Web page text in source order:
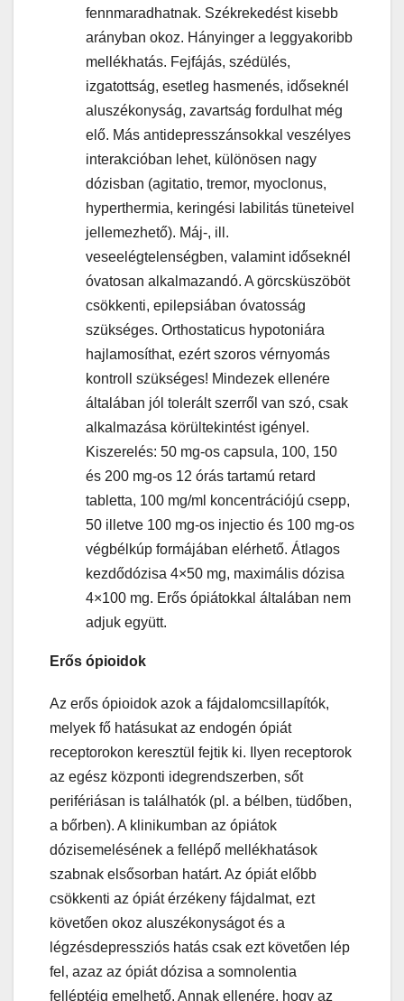
fennmaradhatnak. Székrekedést kisebb
arányban okoz. Hányinger a leggyakoribb
mellékhatás. Fejfájás, szédülés,
izgatottság, esetleg hasmenés, időseknél
aluszékonyság, zavartság fordulhat még
elő. Más antidepresszánsokkal veszélyes
interakcióban lehet, különösen nagy
dózisban (agitatio, tremor, myoclonus,
hyperthermia, keringési labilitás tüneteivel
jellemezhető). Máj-, ill.
veseelégtelenségben, valamint időseknél
óvatosan alkalmazandó. A görcsküszöböt
csökkenti, epilepsiában óvatosság
szükséges. Orthostaticus hypotoniára
hajlamosíthat, ezért szoros vérnyomás
kontroll szükséges! Mindezek ellenére
általában jól tolerált szerről van szó, csak
alkalmazása körültekintést igényel.
Kiszerelés: 50 mg-os capsula, 100, 150
és 200 mg-os 12 órás tartamú retard
tabletta, 100 mg/ml koncentrációjú csepp,
50 illetve 100 mg-os injectio és 100 mg-os
végbélkúp formájában elérhető. Átlagos
kezdődózisa 4×50 mg, maximális dózisa
4×100 mg. Erős ópiátokkal általában nem
adjuk együtt.
Erős ópioidok
Az erős ópioidok azok a fájdalomcsillapítók,
melyek fő hatásukat az endogén ópiát
receptorokon keresztül fejtik ki. Ilyen receptorok
az egész központi idegrendszerben, sőt
perifériásan is találhatók (pl. a bélben, tüdőben,
a bőrben). A klinikumban az ópiátok
dózisemelésének a fellépő mellékhatások
szabnak elsősorban határt. Az ópiát előbb
csökkenti az ópiát érzékeny fájdalmat, ezt
követően okoz aluszékonyságot és a
légzésdepressziós hatás csak ezt követően lép
fel, azaz az ópiát dózisa a somnolentia
felléptéig emelhető. Annak ellenére, hogy az